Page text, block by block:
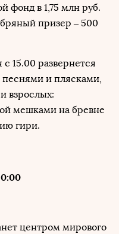
фонд в 1,75 млн руб.
призер – 500
15.00 развернется
и плясками,
взрослых:
мешками на бревне
гири.
центром мирового